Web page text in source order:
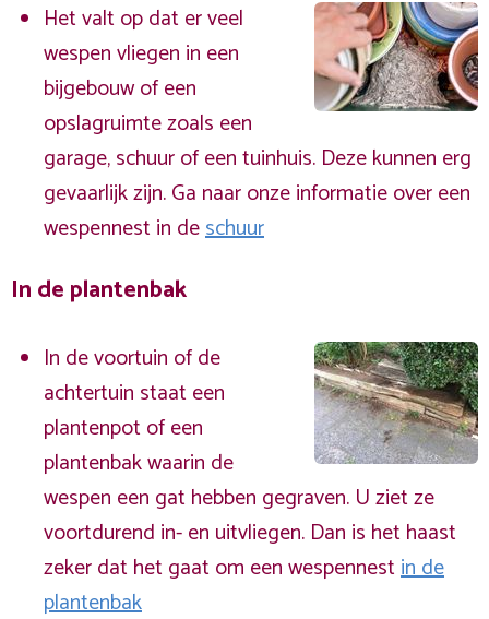
Het valt op dat er veel
wespen vliegen in een
bijgebouw of een
opslagruimte zoals een
garage, schuur of een tuinhuis. Deze kunnen erg
gevaarlijk zijn. Ga naar onze informatie over een
wespennest in deschuur
In de plantenbak
In de voortuin of de
achtertuin staat een
plantenpot of een
plantenbak waarin de
wespen een gat hebben gegraven. U ziet ze
voortdurend in- en uitvliegen. Dan is het haast
zeker dat het gaat om een wespennestin de
plantenbak